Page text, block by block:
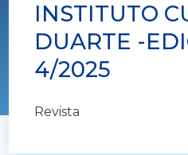
INSTITUTO
DUARTE -
4/2025
Revista